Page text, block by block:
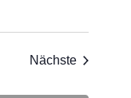
Nächste